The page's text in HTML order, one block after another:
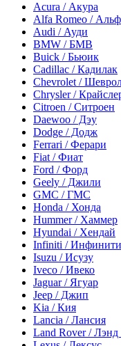
Acura / Акура
Alfa Romeo /
Audi / Ауди
BMW / БМВ
Buick / Бьюик
Cadillac / Кадилак
Chevrolet /
Chrysler /
Citroen / Ситроен
Daewoo / Дэу
Dodge / Додж
Ferrari / Ферари
Fiat / Фиат
Ford / Форд
Geely / Джили
GMC / ГМС
Honda / Хонда
Hummer / Хаммер
Hyundai / Хендай
Infiniti / Инфинити
Isuzu / Исузу
Iveco / Ивеко
Jaguar / Ягуар
Jeep / Джип
Kia / Кия
Lancia / Лансия
Land Rover / Лэнд